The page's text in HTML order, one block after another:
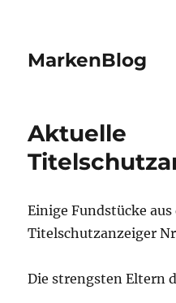
MarkenBlog
Aktuelle
Einige Fundstücke
Titelschutzanzeiger
Die strengsten Eltern